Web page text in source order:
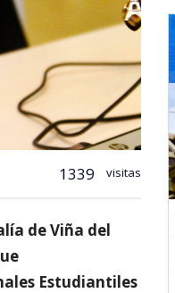
1339 visitas
de Viña del
Estudiantiles